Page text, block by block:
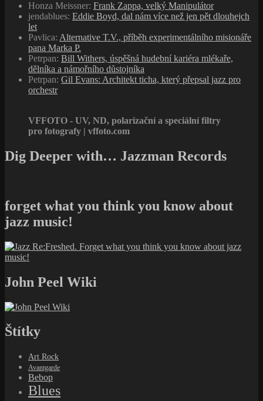
Honza Meissner: Frank Zappa, velký Manipulátor
jendablues: Eddie Boyd, dal nám více než jen pět dlouhejch
let
Pavlica: Alternative T.V., příběh experimentálního misionáře
pana Marka P.
Petrpan: Bill Withers, úspěšná hudební kariéra mlékaře,
dělníka a námořního důstojníka
Petrpan: Gil Evans: Architekt ticha, který přepsal jazz pro
orchestr
VFFOTO - UV, ND, polarizační a speciální filtry
pro fotografy | vffoto.com
Dig Deeper with… Jazzman Records
forget what you think you know about
jazz music!
John Peel Wiki
Štítky
Art Rock
Avantgarde
Bebop
Blues